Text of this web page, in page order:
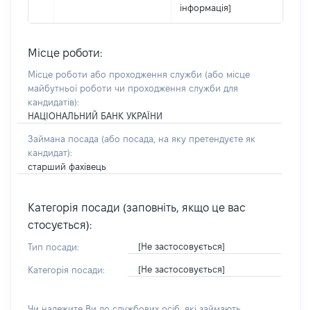
інформація]
Місце роботи:
Місце роботи або проходження служби (або місце
майбутньої роботи чи проходження служби для
кандидатів):
НАЦІОНАЛЬНИЙ БАНК УКРАЇНИ
Займана посада (або посада, на яку претендуєте як
кандидат):
старший фахівець
Категорія посади (заповніть, якщо це вас
стосується):
Тип посади: [Не застосовується]
Категорія посади: [Не застосовується]